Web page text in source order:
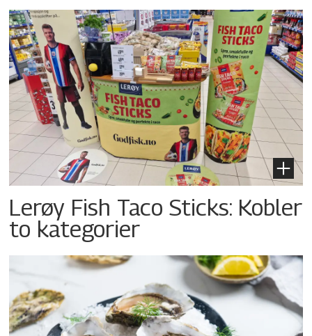
Lerøy Fish Taco Sticks: Kobler
to kategorier